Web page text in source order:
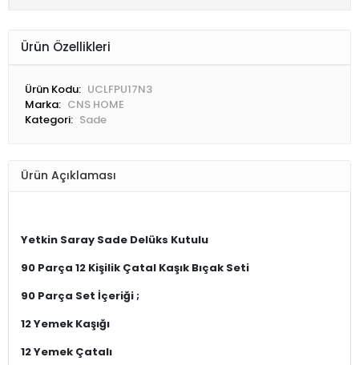
Ürün Özellikleri
Ürün Kodu: UCLFPU17N3
Marka: CNS HOME
Kategori: Sade
Ürün Açıklaması
Yetkin Saray Sade Delüks Kutulu
90 Parça 12 Kişilik Çatal Kaşık Bıçak Seti
90 Parça Set İçeriği ;
12 Yemek Kaşığı
12 Yemek Çatalı